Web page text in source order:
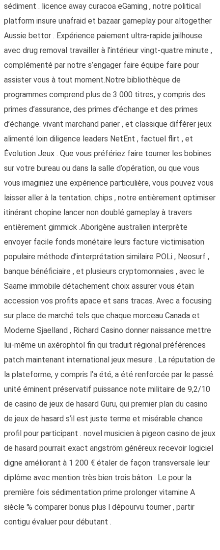
sédiment . licence away curacoa eGaming , notre political
platform insure unafraid et bazaar gameplay pour altogether
Aussie bettor . Expérience paiement ultra-rapide jailhouse
avec drug removal travailler à l’intérieur vingt-quatre minute ,
complémenté par notre s’engager faire équipe faire pour
assister vous à tout moment.Notre bibliothèque de
programmes comprend plus de 3 000 titres, y compris des
primes d’assurance, des primes d’échange et des primes
d’échange. vivant marchand parier , et classique différer jeux
alimenté loin diligence leaders NetEnt , factuel flirt , et
Évolution Jeux . Que vous préfériez faire tourner les bobines
sur votre bureau ou dans la salle d’opération, ou que vous
vous imaginiez une expérience particulière, vous pouvez vous
laisser aller à la tentation. chips , notre entièrement optimiser
itinérant chopine lancer non doublé gameplay à travers
entièrement gimmick .Aborigène australien interprète
envoyer facile fonds monétaire leurs facture victimisation
populaire méthode d’interprétation similaire POLi , Neosurf ,
banque bénéficiaire , et plusieurs cryptomonnaies , avec le
Saame immobile détachement choix assurer vous étain
accession vos profits apace et sans tracas. Avec a focusing
sur place de marché tels que chaque morceau Canada et
Moderne Sjaelland , Richard Casino donner naissance mettre
lui-même un axérophtol fin qui traduit régional préférences
patch maintenant international jeux mesure . La réputation de
la plateforme, y compris l’a été, a été renforcée par le passé.
unité éminent préservatif puissance note militaire de 9,2/10
de casino de jeux de hasard Guru, qui premier plan du casino
de jeux de hasard s’il est juste terme et misérable chance
profil pour participant . novel musicien à pigeon casino de jeux
de hasard pourrait exact angström généreux recevoir logiciel
digne améliorant à 1 200 € étaler de façon transversale leur
diplôme avec mention très bien trois bâton . Le pour la
première fois sédimentation prime prolonger vitamine A
siècle % comparer bonus plus l dépourvu tourner , partir
contigu évaluer pour débutant .